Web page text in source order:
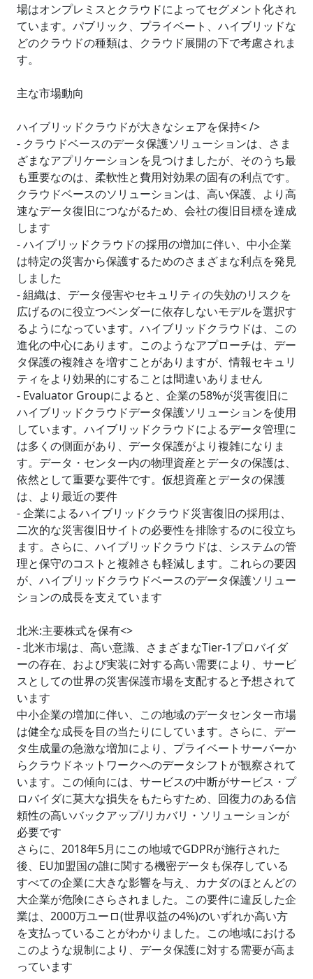
場はオンプレミスとクラウドによってセグメント化され
ています。パブリック、プライベート、ハイブリッドな
どのクラウドの種類は、クラウド展開の下で考慮されま
す。
主な市場動向
ハイブリッドクラウドが大きなシェアを保持< />
- クラウドベースのデータ保護ソリューションは、さま
ざまなアプリケーションを見つけましたが、そのうち最
も重要なのは、柔軟性と費用対効果の固有の利点です。
クラウドベースのソリューションは、高い保護、より高
速なデータ復旧につながるため、会社の復旧目標を達成
します
- ハイブリッドクラウドの採用の増加に伴い、中小企業
は特定の災害から保護するためのさまざまな利点を発見
しました
- 組織は、データ侵害やセキュリティの失効のリスクを
広げるのに役立つベンダーに依存しないモデルを選択す
るようになっています。ハイブリッドクラウドは、この
進化の中心にあります。このようなアプローチは、デー
タ保護の複雑さを増すことがありますが、情報セキュリ
ティをより効果的にすることは間違いありません
- Evaluator Groupによると、企業の58%が災害復旧に
ハイブリッドクラウドデータ保護ソリューションを使用
しています。ハイブリッドクラウドによるデータ管理に
は多くの側面があり、データ保護がより複雑になりま
す。データ・センター内の物理資産とデータの保護は、
依然として重要な要件です。仮想資産とデータの保護
は、より最近の要件
- 企業によるハイブリッドクラウド災害復旧の採用は、
二次的な災害復旧サイトの必要性を排除するのに役立ち
ます。さらに、ハイブリッドクラウドは、システムの管
理と保守のコストと複雑さも軽減します。これらの要因
が、ハイブリッドクラウドベースのデータ保護ソリュー
ションの成長を支えています
北米:主要株式を保有<>
- 北米市場は、高い意識、さまざまなTier-1プロバイダ
ーの存在、および実装に対する高い需要により、サービ
スとしての世界の災害保護市場を支配すると予想されて
います
中小企業の増加に伴い、この地域のデータセンター市場
は健全な成長を目の当たりにしています。さらに、デー
タ生成量の急激な増加により、プライベートサーバーか
らクラウドネットワークへのデータシフトが観察されて
います。この傾向には、サービスの中断がサービス・プ
ロバイダに莫大な損失をもたらすため、回復力のある信
頼性の高いバックアップ/リカバリ・ソリューションが
必要です
さらに、2018年5月にこの地域でGDPRが施行された
後、EU加盟国の誰に関する機密データも保存している
すべての企業に大きな影響を与え、カナダのほとんどの
大企業が危険にさらされました。この要件に違反した企
業は、2000万ユーロ(世界収益の4%)のいずれか高い方
を支払っていることがわかりました。この地域における
このような規制により、データ保護に対する需要が高ま
っています